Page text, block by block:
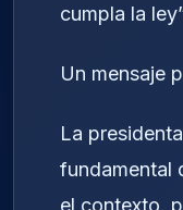
cumpla la
Un mensaje
La
fundamental
el contexto,